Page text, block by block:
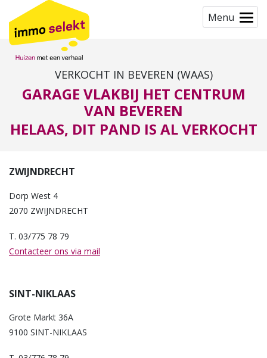
Menu
VERKOCHT IN BEVEREN (WAAS)
GARAGE VLAKBIJ HET CENTRUM
VAN BEVEREN
HELAAS, DIT PAND IS AL VERKOCHT
ZWIJNDRECHT
Dorp West 4
2070 ZWIJNDRECHT
T. 03/775 78 79
Contacteer ons via mail
SINT-NIKLAAS
Grote Markt 36A
9100 SINT-NIKLAAS